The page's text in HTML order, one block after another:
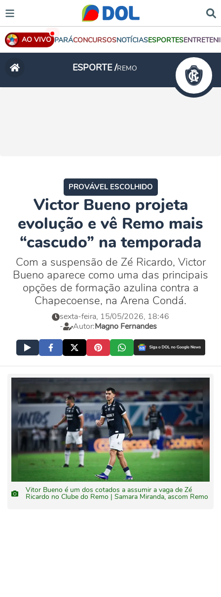
AO VIVO PARÁCONCURSOSNOTÍCIASESPORTES
ESPORTE /REMO
PROVÁVEL ESCOLHIDO
Victor Bueno projeta
evolução e vê Remo mais
“cascudo” na temporada
Com a suspensão de Zé Ricardo, Victor
Bueno aparece como uma das principais
opções de formação azulina contra a
Chapecoense, na Arena Condá.
sexta-feira, 15/05/2026, 18:46
-
Autor:Magno Fernandes
Vitor Bueno é um dos cotados a assumir a vaga de Zé
Ricardo no Clube do Remo | Samara Miranda, ascom Remo